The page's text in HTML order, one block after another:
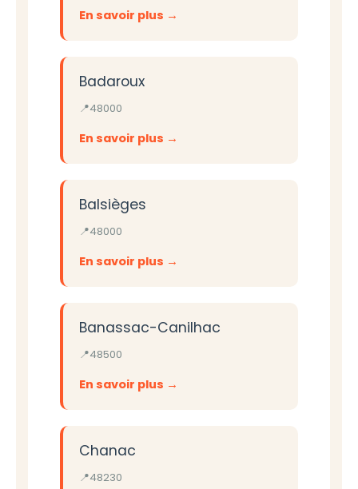
En savoir plus
Badaroux
48000
En savoir plus
Balsièges
48000
En savoir plus
Banassac-Canilhac
48500
En savoir plus
Chanac
48230